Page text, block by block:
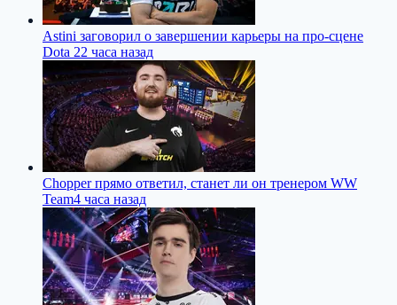
Astini заговорил о завершении карьеры на про-сцене
Dota 22 часа назад
Chopper прямо ответил, станет ли он тренером WW
Team4 часа назад